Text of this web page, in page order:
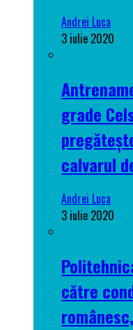
Andrei Luca
3 iulie 2020
grade
calvarul
Andrei Luca
3 iulie 2020
către